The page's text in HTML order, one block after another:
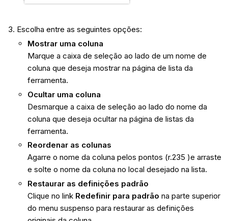
Escolha entre as seguintes opções:
Mostrar uma coluna
Marque a caixa de seleção ao lado de um nome de
coluna que deseja mostrar na página de lista da
ferramenta.
Ocultar uma coluna
Desmarque a caixa de seleção ao lado do nome da
coluna que deseja ocultar na página de listas da
ferramenta.
Reordenar as colunas
Agarre o nome da coluna pelos pontos (r.235 )e arraste
e solte o nome da coluna no local desejado na lista.
Restaurar as definições padrão
Clique no link Redefinir para padrão na parte superior
do menu suspenso para restaurar as definições